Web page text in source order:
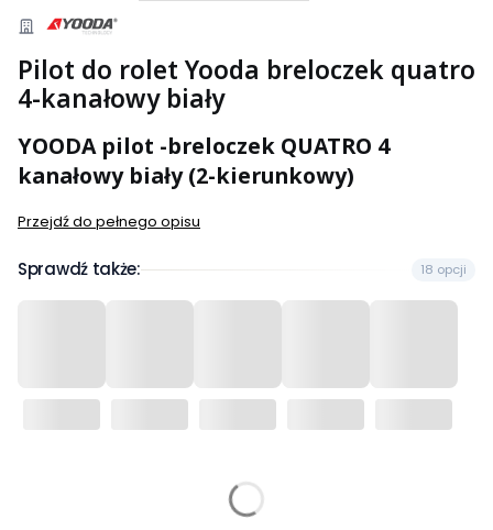
Pilot do rolet Yooda breloczek quatro
4-kanałowy biały
YOODA pilot -breloczek QUATRO 4
kanałowy biały (2-kierunkowy)
Przejdź do pełnego opisu
Sprawdź także: 18 opcji
Poszczególne warianty mogą różnić się ceną